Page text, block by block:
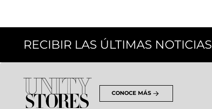
RECIBIR LAS ÚLTIMAS NOTICIAS
CONOCE MÁS